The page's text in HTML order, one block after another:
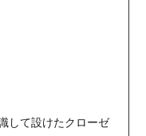
して設けたクローゼ